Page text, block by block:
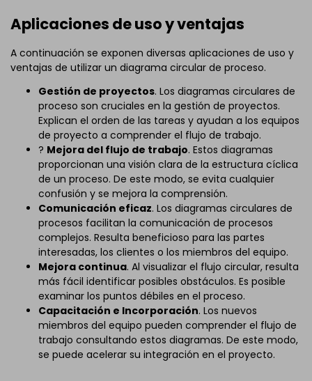
Aplicaciones de uso y ventajas
A continuación se exponen diversas aplicaciones de uso y
ventajas de utilizar un diagrama circular de proceso.
Gestión de proyectos. Los diagramas circulares de
proceso son cruciales en la gestión de proyectos.
Explican el orden de las tareas y ayudan a los equipos
de proyecto a comprender el flujo de trabajo.
? Mejora del flujo de trabajo. Estos diagramas
proporcionan una visión clara de la estructura cíclica
de un proceso. De este modo, se evita cualquier
confusión y se mejora la comprensión.
Comunicación eficaz. Los diagramas circulares de
procesos facilitan la comunicación de procesos
complejos. Resulta beneficioso para las partes
interesadas, los clientes o los miembros del equipo.
Mejora continua. Al visualizar el flujo circular, resulta
más fácil identificar posibles obstáculos. Es posible
examinar los puntos débiles en el proceso.
Capacitación e Incorporación. Los nuevos
miembros del equipo pueden comprender el flujo de
trabajo consultando estos diagramas. De este modo,
se puede acelerar su integración en el proyecto.